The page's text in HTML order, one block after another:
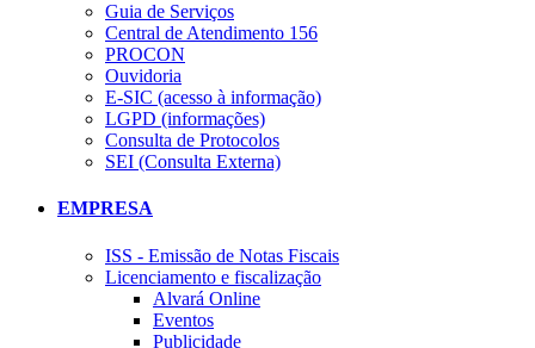
Guia de Serviços
Central de Atendimento 156
PROCON
Ouvidoria
E-SIC (acesso à informação)
LGPD (informações)
Consulta de Protocolos
SEI (Consulta Externa)
EMPRESA
ISS - Emissão de Notas Fiscais
Licenciamento e fiscalização
Alvará Online
Eventos
Publicidade